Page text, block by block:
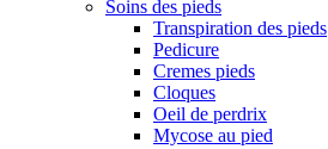
Soins des pieds
Transpiration des pieds
Pedicure
Cremes pieds
Cloques
Oeil de perdrix
Mycose au pied